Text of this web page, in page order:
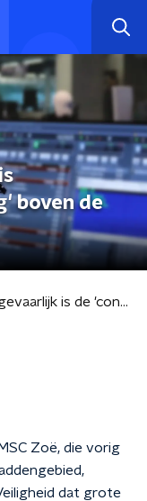
boven de
#613 - Hoe gevaarlijk is de 'container-snelweg' boven de Wadden?
Zoë, die vorig
dat grote